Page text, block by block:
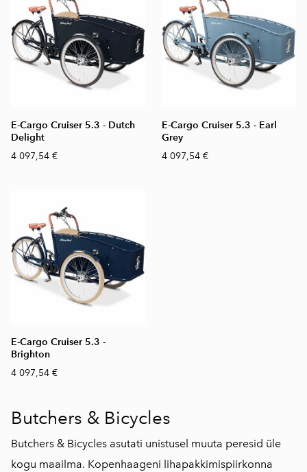
E-Cargo Cruiser 5.3 - Dutch
Delight
4 097,54 €
E-Cargo Cruiser 5.3 - Earl
Grey
4 097,54 €
E-Cargo Cruiser 5.3 -
Brighton
4 097,54 €
Butchers & Bicycles
Butchers & Bicycles asutati unistusel muuta peresid üle
kogu maailma. Kopenhaageni lihapakkimispiirkonna